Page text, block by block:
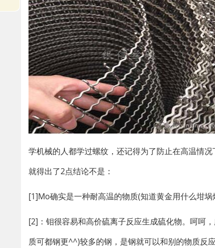
学机械的人都学过螺纹，还记得为了防止在高温情
就得出了2点结论不是：
[1]Mo确实是一种耐高温的物质(知道黄金用什么坩埚
[2]：钼很容易和高价硫离子反应生成硫化物。呵呵
质可都钢更^^)较多的钢，是钢就可以和别的物质反应